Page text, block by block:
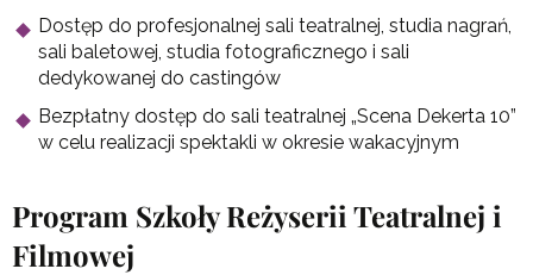
Dostęp do profesjonalnej sali teatralnej, studia nagrań,
sali baletowej, studia fotograficznego i sali
dedykowanej do castingów
Bezpłatny dostęp do sali teatralnej „Scena Dekerta 10”
w celu realizacji spektakli w okresie wakacyjnym
Program Szkoły Reżyserii Teatralnej i
Filmowej